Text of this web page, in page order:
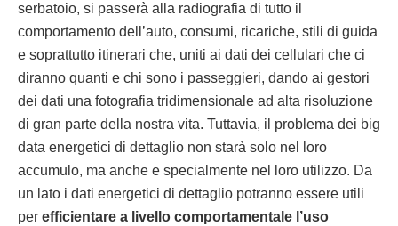
serbatoio, si passerà alla radiografia di tutto il
comportamento dell’auto, consumi, ricariche, stili di guida
e soprattutto itinerari che, uniti ai dati dei cellulari che ci
diranno quanti e chi sono i passeggieri, dando ai gestori
dei dati una fotografia tridimensionale ad alta risoluzione
di gran parte della nostra vita. Tuttavia, il problema dei big
data energetici di dettaglio non starà solo nel loro
accumulo, ma anche e specialmente nel loro utilizzo. Da
un lato i dati energetici di dettaglio potranno essere utili
per efficientare a livello comportamentale l’uso